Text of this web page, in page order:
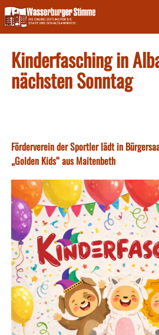
Skip
to
content
Kinderfasching in
nächsten Sonntag
Förderverein der Sportler lädt in
„Golden Kids“ aus Maitenbeth